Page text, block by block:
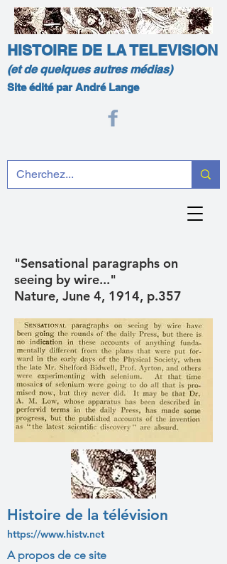
HISTOIRE DE LA TELEVISION
(et de quelques autres médias)
Site édité par André Lange
"Sensational paragraphs on
seeing by wire..."
Nature, June 4, 1914, p.357
Histoire de la télévision
https://www.histv.net
A propos de ce site